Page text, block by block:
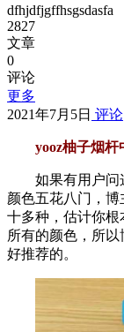
dfhjdfjgffhsgsdasfa
2827
文章
0
评论
更多
2021年7月5日 评论
yooz柚子烟杆
如果有用户问
颜色五花八门，博
十多种，估计你根
所有的颜色，所
好推荐的。